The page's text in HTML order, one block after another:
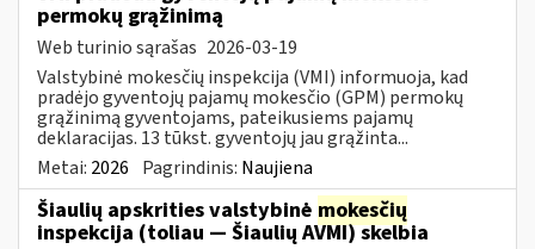
permokų grąžinimą
Web turinio sąrašas 2026-03-19
Valstybinė mokesčių inspekcija (VMI) informuoja, kad
pradėjo gyventojų pajamų mokesčio (GPM) permokų
grąžinimą gyventojams, pateikusiems pajamų
deklaracijas. 13 tūkst. gyventojų jau grąžinta...
Metai: 2026 Pagrindinis: Naujiena
Šiaulių apskrities valstybinė mokesčių
inspekcija (toliau — Šiaulių AVMI) skelbia